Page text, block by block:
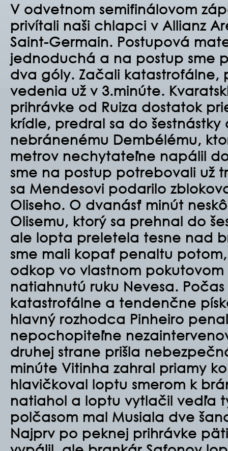
V odvetnom semifinálovom
privítali naši chlapci v Allianz
Saint-Germain. Postupová
jednoduchá a na postup sme
dva góly. Začali katastrofálne,
vedenia už v 3.minúte.
prihrávke od Ruiza dostatok
krídle, predral sa do
nebránenému Dembélému,
metrov nechytateľne napálil
sme na postup potrebovali už
sa Mendesovi podarilo
Oliseho. O dvanásť minút
Olisemu, ktorý sa prehnal do
ale lopta preletela tesne nad
sme mali kopať penaltu
odkop vo vlastnom pokutovom
natiahnutú ruku Nevesa.
katastrofálne a tendenčne
hlavný rozhodca Pinheiro
nepochopiteľne
druhej strane prišla
minúte Vitinha zahral priamy
hlavičkoval loptu smerom k
natiahol a loptu vytlačil vedľa
polčasom mal Musiala dve
Najprv po peknej prihrávke